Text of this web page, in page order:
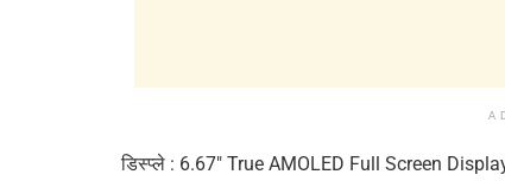
डिस्प्ले : 6.67″ True AMOLED Full Screen